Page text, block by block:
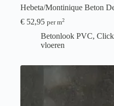
Hebeta/Montinique Beton
€ 52,95 per m2
Betonlook PVC,
vloeren